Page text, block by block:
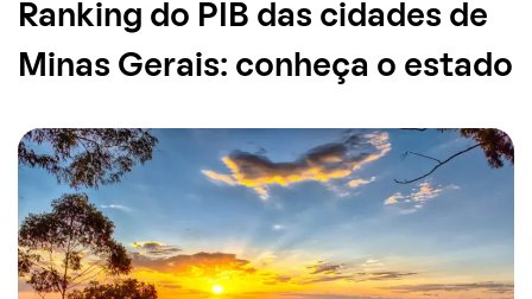
Ranking do PIB das cidades de
Minas Gerais: conheça o estado